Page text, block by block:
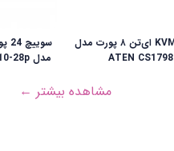
سوئیچ KVM ای‌تن ۸ پورت مدل
ATEN CS1798
مدل D-LINK DES-1210-28p
مشاهده بیشتر ←